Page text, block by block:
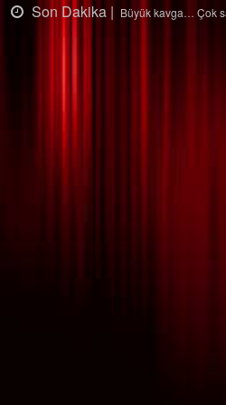
Son Dakika |Ağaçtan düştü…